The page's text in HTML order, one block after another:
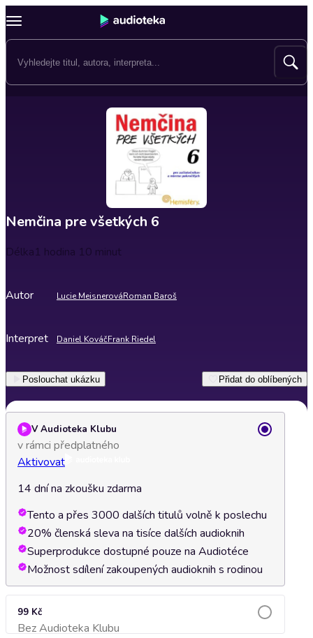
Nemčina pre všetkých 6
Délka1 hodina 10 minut
Autor Lucie MeisnerováRoman Baroš
Interpret Daniel KováčFrank Riedel
Poslouchat ukázku Přidat do oblíbených
V Audioteka Klubu
v rámci předplatného
Aktivovat
14 dní na zkoušku zdarma
Tento a přes 3000 dalších titulů volně k poslechu
20% členská sleva na tisíce dalších audioknih
Superprodukce dostupné pouze na Audiotéce
Možnost sdílení zakoupených audioknih s rodinou
99 Kč
Bez Audioteka KlubuPřidat do košíku